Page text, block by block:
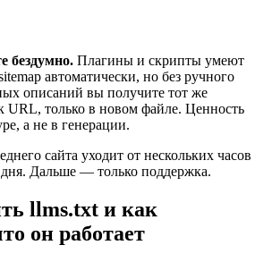
бездумно. Плагины и скрипты умеют
автоматически, но без ручного
описаний вы получите тот же
URL, только в новом файле. Ценность
а не в генерации.
сайта уходит от нескольких часов
дня. Дальше — только поддержка.
llms.txt и как
он работает